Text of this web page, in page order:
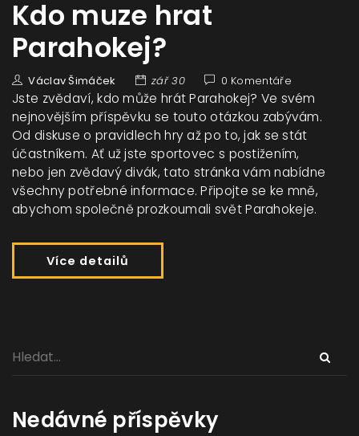
Kdo muze hrat
Parahokej?
Václav Šimáček zář 30 0 Komentáře
Jste zvědaví, kdo může hrát Parahokej? Ve svém
nejnovějším příspěvku se touto otázkou zabývám.
Od diskuse o pravidlech hry až po to, jak se stát
účastníkem. Ať už jste sportovec s postižením,
nebo jen zvědavý divák, tato stránka vám nabídne
všechny potřebné informace. Připojte se ke mně,
abychom společně prozkoumali svět Parahokeje.
Více detailů
Nedávné příspěvky